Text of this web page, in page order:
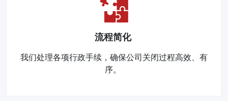
流程简化
我们处理各项行政手续，确保公司关闭过程高效、有
序。